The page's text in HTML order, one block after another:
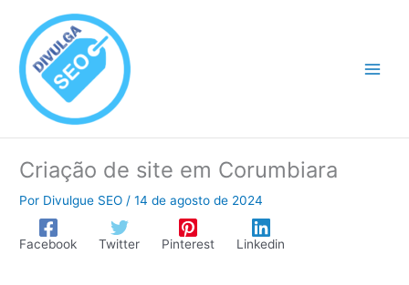
conteúdo
Criação de site em Corumbiara
Por Divulgue SEO /14 de agosto de 2024
Facebook Twitter Pinterest Linkedin